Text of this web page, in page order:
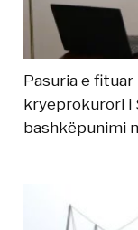
Pasuria e
kryeprokurori i
bashkëpunimi